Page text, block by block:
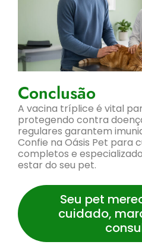
Conclusão
A vacina tríplice é vital
protegendo contra
regulares garantem
Confie na Oásis Pet para
completos e
estar do seu pet.
Seu pet
cuidado,